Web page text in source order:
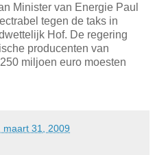
Minister van Energie Paul
tegen de taks in
Hof. De regering
producenten van
miljoen euro moesten
maart 31, 2009